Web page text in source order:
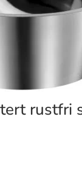
rustfri